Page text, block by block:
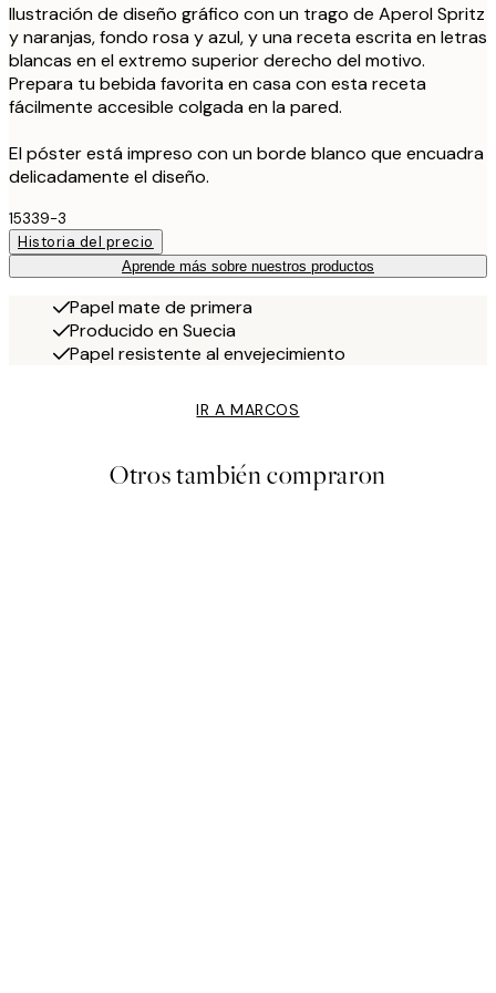
Ilustración de diseño gráfico con un trago de Aperol Spritz
y naranjas, fondo rosa y azul, y una receta escrita en letras
blancas en el extremo superior derecho del motivo.
Prepara tu bebida favorita en casa con esta receta
fácilmente accesible colgada en la pared.
El póster está impreso con un borde blanco que encuadra
delicadamente el diseño.
15339-3
Historia del precio
Aprende más sobre nuestros productos
Papel mate de primera
Producido en Suecia
Papel resistente al envejecimiento
IR A MARCOS
Otros también compraron